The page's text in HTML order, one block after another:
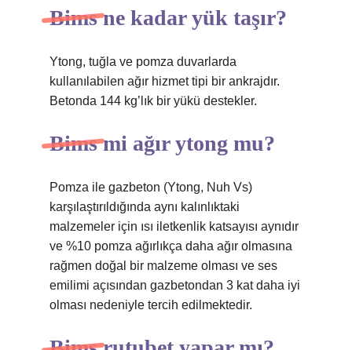
Bims ne kadar yük taşır?
Ytong, tuğla ve pomza duvarlarda
kullanılabilen ağır hizmet tipi bir ankrajdır.
Betonda 144 kg’lık bir yükü destekler.
Bims mi ağır ytong mu?
Pomza ile gazbeton (Ytong, Nuh Vs)
karşılaştırıldığında aynı kalınlıktaki
malzemeler için ısı iletkenlik katsayısı aynıdır
ve %10 pomza ağırlıkça daha ağır olmasına
rağmen doğal bir malzeme olması ve ses
emilimi açısından gazbetondan 3 kat daha iyi
olması nedeniyle tercih edilmektedir.